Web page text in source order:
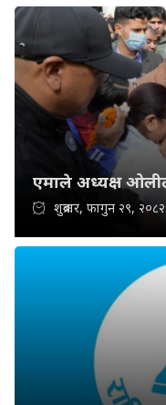
एमाले अध्यक्ष
शुक्रबार, फागुन २९, २०८२